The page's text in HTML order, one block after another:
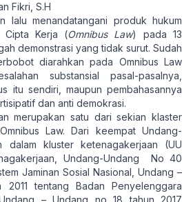
Fikri, S.H
lalu menandatangani produk hukum
Cipta Kerja (Omnibus Law) pada 13
demonstrasi yang tidak surut. Sudah
diarahkan pada Omnibus Law
substansial pasal-pasalnya,
itu sendiri, maupun pembahasannya
dan anti demokrasi.
merupakan satu dari sekian klaster
Law. Dari keempat Undang-
dalam kluster ketenagakerjaan (UU
Undang-Undang No 40
Jaminan Sosial Nasional, Undang –
tentang Badan Penyelenggara
– Undang no 18 tahun 2017